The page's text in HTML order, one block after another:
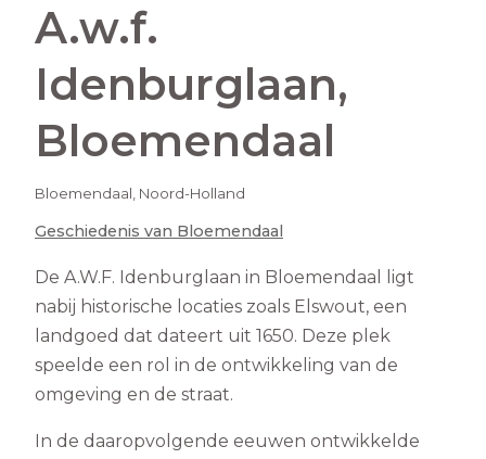
A.w.f.
Idenburglaan,
Bloemendaal
Bloemendaal, Noord-Holland
Geschiedenis van Bloemendaal
De A.W.F. Idenburglaan in Bloemendaal ligt
nabij historische locaties zoals Elswout, een
landgoed dat dateert uit 1650. Deze plek
speelde een rol in de ontwikkeling van de
omgeving en de straat.
In de daaropvolgende eeuwen ontwikkelde